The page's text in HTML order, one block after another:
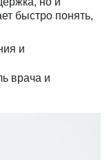
быстро понять,
и
врача и